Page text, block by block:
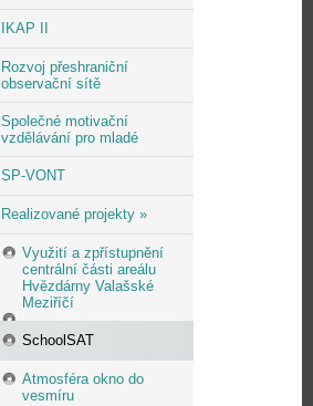
IKAP II
Rozvoj přeshraniční
observační sítě
Společné motivační
vzdělávání pro mladé
SP-VONT
Realizované projekty »
Využití a zpřístupnění
centrální části areálu
Hvězdárny Valašské
Meziříčí
SchoolSAT
Atmosféra okno do
vesmíru